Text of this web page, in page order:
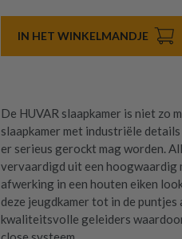
IN HET WINKELMANDJE
De HUVAR slaapkamer is niet zo
slaapkamer met industriële
er serieus gerockt mag worden.
vervaardigd uit een hoogwaardig
afwerking in een houten eiken
deze jeugdkamer tot in de
kwaliteitsvolle geleiders